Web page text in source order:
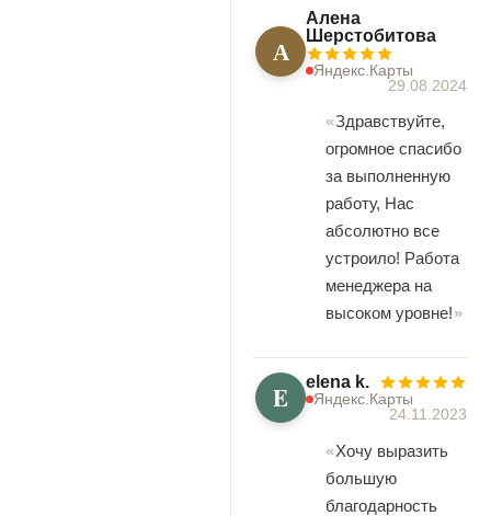
А
Алена
Шерстобитова
Яндекс.Карты
29.08.2024
Здравствуйте,
огромное спасибо
за выполненную
работу, Нас
абсолютно все
устроило! Работа
менеджера на
высоком уровне!
E elena k.
Яндекс.Карты
24.11.2023
Хочу выразить
большую
благодарность